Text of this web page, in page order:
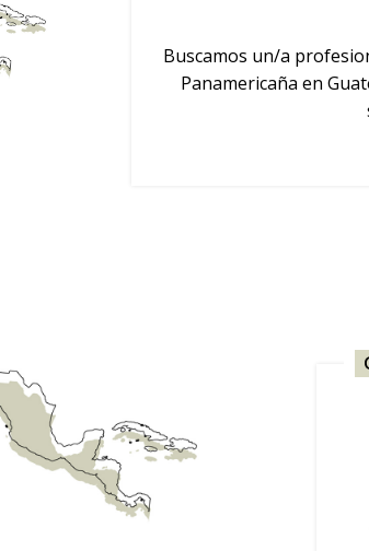
Buscamos un/a
Panamericaña en